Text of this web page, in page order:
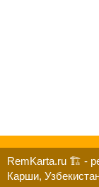
RemKarta.ru 🏗️ -
Карши,